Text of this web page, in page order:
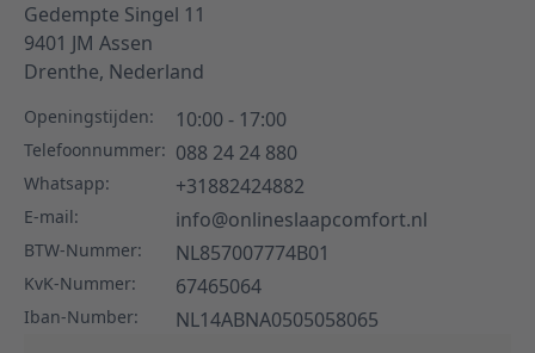
Gedempte Singel 11
9401 JM Assen
Drenthe, Nederland
Openingstijden: 10:00 - 17:00
Telefoonnummer: 088 24 24 880
Whatsapp: +31882424882
E-mail: info@onlineslaapcomfort.nl
BTW-Nummer: NL857007774B01
KvK-Nummer: 67465064
Iban-Number:
NL14ABNA0505058065